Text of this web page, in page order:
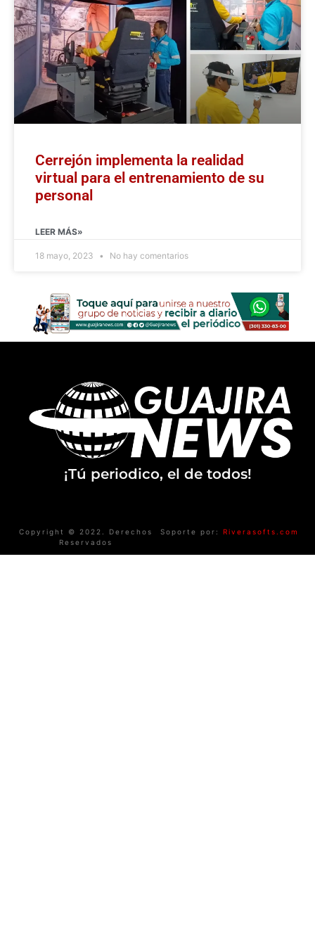
Cerrejón implementa la realidad
virtual para el entrenamiento de su
personal
LEER MÁS»
18 mayo, 2023 No hay comentarios
¡Tú periodico, el de todos!
Copyright © 2022. Derechos
Reservados
Soporte por: Riverasofts.com